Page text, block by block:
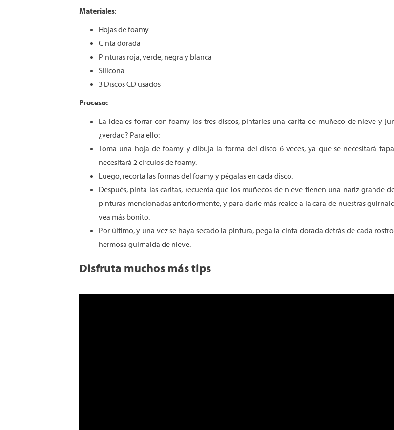
Materiales:
Hojas de foamy
Cinta dorada
Pinturas roja, verde, negra y blanca
Silicona
3 Discos CD usados
Proceso:
La idea es forrar con foamy los tres discos, pintarles una carita de muñeco de nieve y
¿verdad? Para ello:
Toma una hoja de foamy y dibuja la forma del disco 6 veces, ya que se necesitará
necesitará 2 círculos de foamy.
Luego, recorta las formas del foamy y pégalas en cada disco.
Después, pinta las caritas, recuerda que los muñecos de nieve tienen una nariz grande
pinturas mencionadas anteriormente, y para darle más realce a la cara de nuestras
vea más bonito.
Por último, y una vez se haya secado la pintura, pega la cinta dorada detrás de cada
hermosa guirnalda de nieve.
Disfruta muchos más tips